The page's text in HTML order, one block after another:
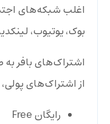
اغلب شبکه‌های
بوک، یوتیوب،
اشتراک‌های بافر
از اشتراک‌های پولی، یک دوره
رایگان Free